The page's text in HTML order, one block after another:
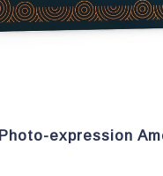
Photo-expression